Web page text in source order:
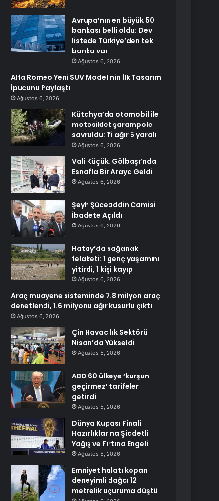
Avrupa’nın en büyük 50
bankası belli oldu: Dev
listede Türkiye’den tek
banka var
Ağustos 6, 2026
Alfa Romeo Yeni SUV Modelinin İlk Tasarım
İpucunu Paylaştı
Ağustos 6, 2026
Kütahya’da otomobil ile
motosiklet şarampole
savruldu: 1’i ağır 5 yaralı
Ağustos 6, 2026
Vali Küçük, Gölbaşı’nda
Esnafla Bir Araya Geldi
Ağustos 6, 2026
Şeyh Şüceaddin Camisi
İbadete Açıldı
Ağustos 6, 2026
Hatay’da sağanak
felaketi: 1 genç yaşamını
yitirdi, 1 kişi kayıp
Ağustos 6, 2026
Araç muayene sisteminde 7.8 milyon araç
denetlendi, 1.6 milyonu ağır kusurlu çıktı
Ağustos 6, 2026
Çin Havacılık Sektörü
Nisan’da Yükseldi
Ağustos 5, 2026
ABD 60 ülkeye ‘kurşun
geçirmez’ tarifeler
getirdi
Ağustos 5, 2026
Dünya Kupası Finali
Hazırlıklarına Şiddetli
Yağış ve Fırtına Engeli
Ağustos 5, 2026
Emniyet halatı kopan
deneyimli dağcı 12
metrelik uçuruma düştü